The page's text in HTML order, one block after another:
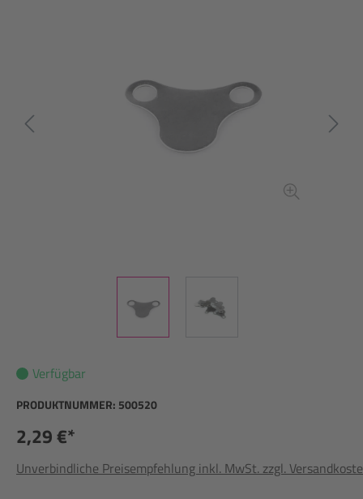
Verfügbar
PRODUKTNUMMER: 500520
2,29 €*
Unverbindliche Preisempfehlung inkl. MwSt. zzgl.